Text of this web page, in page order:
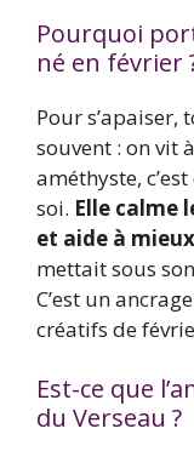
Pourquoi
né en février
Pour s’apaiser,
souvent : on vit
améthyste,
soi. Elle calme
et aide à
mettait sous
C’est un
créatifs de
Est-ce que
du Verseau ?